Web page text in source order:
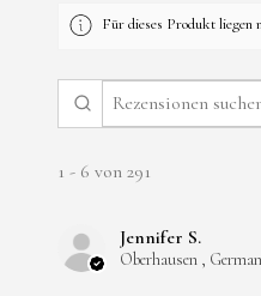
Für dieses Produkt liegen
1 - 6 von 291
Jennifer S.
Oberhausen ,